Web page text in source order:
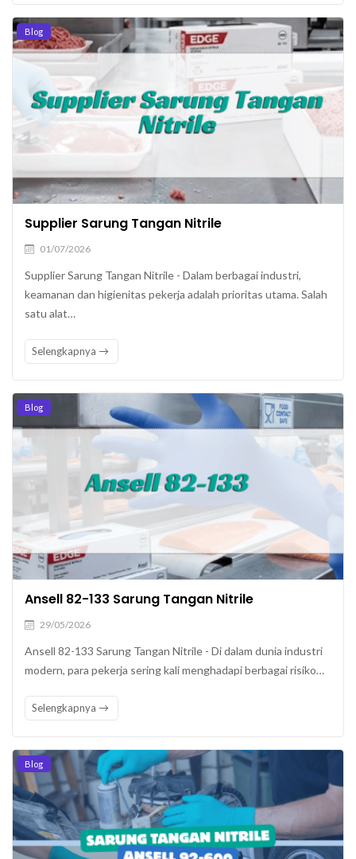
Blog
Supplier Sarung Tangan Nitrile
01/07/2026
Supplier Sarung Tangan Nitrile - Dalam berbagai industri,
keamanan dan higienitas pekerja adalah prioritas utama. Salah
satu alat…
Selengkapnya
Blog
Ansell 82-133 Sarung Tangan Nitrile
29/05/2026
Ansell 82-133 Sarung Tangan Nitrile - Di dalam dunia industri
modern, para pekerja sering kali menghadapi berbagai risiko…
Selengkapnya
Blog